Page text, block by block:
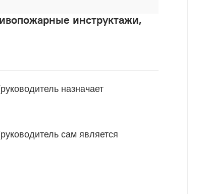
инструктажи,
назначает
сам является